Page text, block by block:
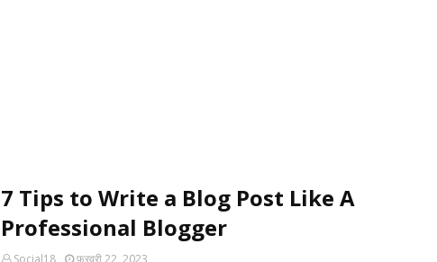
7 Tips to Write a Blog Post Like A
Professional Blogger
Social18 फ़रवरी 22, 2023